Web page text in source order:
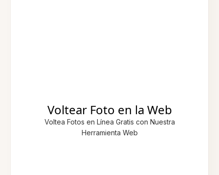
Voltear Foto en la Web
Voltea Fotos en Línea Gratis con Nuestra
Herramienta Web